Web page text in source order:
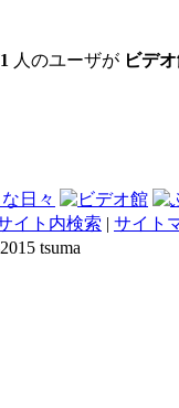
1 人のユーザが ビデ
イト内検索 | サイト
tsuma